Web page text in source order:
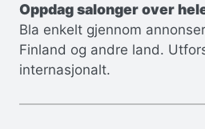
Oppdag salonger over
Bla enkelt gjennom
Finland og andre land.
internasjonalt.